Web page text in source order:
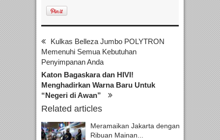
Kulkas Belleza Jumbo POLYTRON
Memenuhi Semua Kebutuhan
Penyimpanan Anda
Katon Bagaskara dan HIVI!
Menghadirkan Warna Baru Untuk
“Negeri di Awan”
Related articles
Meramaikan Jakarta dengan
Ribuan Mainan...